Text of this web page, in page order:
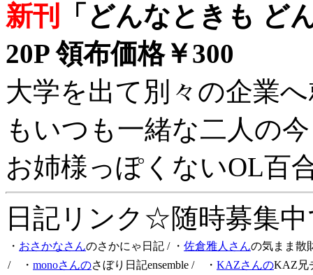
新刊
「どんなときも ど
20P 領布価格￥300
大学を出て別々の企業
もいつも一緒な二人の
お姉様っぽくないOL百
日記リンク☆随時募集
・ おさかなさんのさかにゃ日記 / ・ 佐倉雅人さんの気まま散
/ ・ monoさんのさぼり日記ensemble / ・ KAZさんのKAZ兄